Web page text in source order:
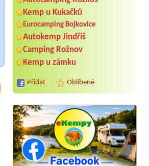
Kemp u Kukačků
Eurocamping Bojkovice
Autokemp Jindřiš
Camping Rožnov
Kemp u zámku
Přidat Oblíbené